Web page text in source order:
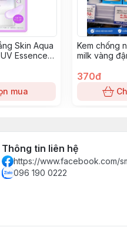
Skin Aqua
Essence
mua
Kem chống
milk vàng
370đ
Thông tin liên hệ
https://www.facebook.com/
096 190 0222